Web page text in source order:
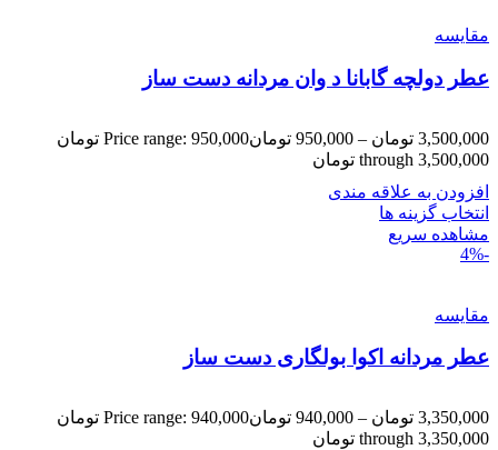
مقایسه
عطر دولچه گابانا د وان مردانه دست ساز
3,500,000 تومان –
950,000 تومان
Price range: 950,000 تومان
through 3,500,000 تومان
افزودن به علاقه مندی
انتخاب گزینه ها
مشاهده سریع
-4%
مقایسه
عطر مردانه اکوا بولگاری دست ساز
3,350,000 تومان –
940,000 تومان
Price range: 940,000 تومان
through 3,350,000 تومان